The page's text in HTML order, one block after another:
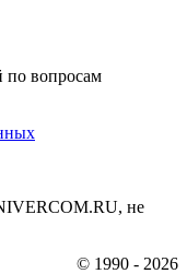
по вопросам
не
© 1990 - 2026